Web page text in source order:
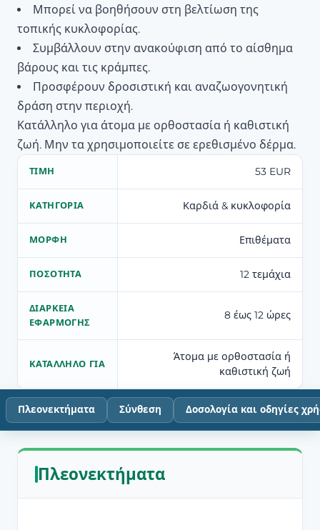
Μπορεί να βοηθήσουν στη βελτίωση της
τοπικής κυκλοφορίας.
Συμβάλλουν στην ανακούφιση από το αίσθημα
βάρους και τις κράμπες.
Προσφέρουν δροσιστική και αναζωογονητική
δράση στην περιοχή.
Κατάλληλο για άτομα με ορθοστασία ή καθιστική
ζωή. Μην τα χρησιμοποιείτε σε ερεθισμένο δέρμα.
ΤΙΜΉ 53 EUR
ΚΑΤΗΓΟΡΊΑ Καρδιά & κυκλοφορία
ΜΟΡΦΉ Επιθέματα
ΠΟΣΌΤΗΤΑ 12 τεμάχια
ΔΙΆΡΚΕΙΑ
ΕΦΑΡΜΟΓΉΣ
8 έως 12 ώρες
ΚΑΤΆΛΛΗΛΟ ΓΙΑ
Άτομα με ορθοστασία ή
καθιστική ζωή
Πλεονεκτήματα Σύνθεση Δοσολογία και οδηγίες
Πλεονεκτήματα